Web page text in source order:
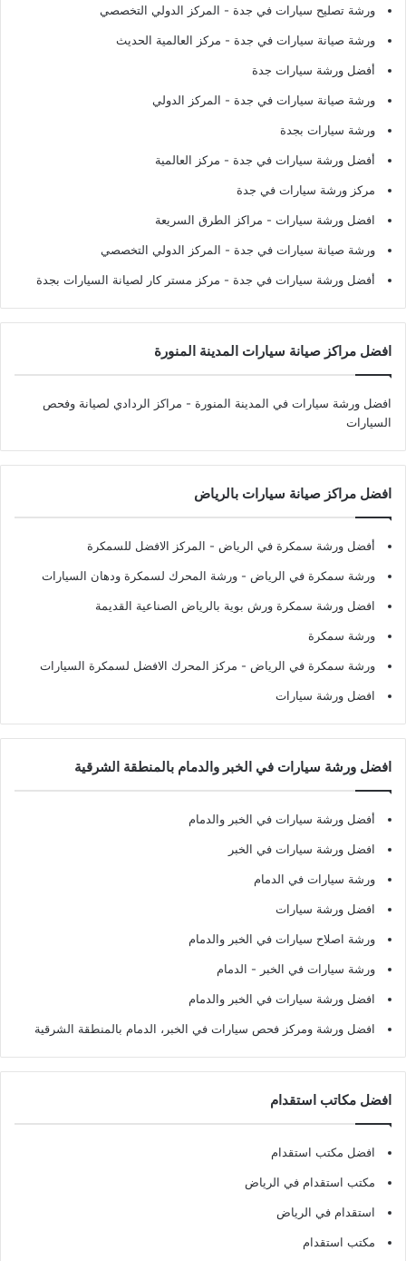
ورشة تصليح سيارات في جدة - المركز الدولي التخصصي
ورشة صيانة سيارات في جدة - مركز العالمية الحديث
أفضل ورشة سيارات جدة
ورشة صيانة سيارات في جدة - المركز الدولي
ورشة سيارات بجدة
أفضل ورشة سيارات في جدة - مركز العالمية
مركز ورشة سيارات في جدة
افضل ورشة سيارات - مراكز الطرق السريعة
ورشة صيانة سيارات في جدة - المركز الدولي التخصصي
أفضل ورشة سيارات في جدة - مركز مستر كار لصيانة السيارات بجدة
افضل مراكز صيانة سيارات المدينة المنورة
افضل ورشة سيارات في المدينة المنورة - مراكز الردادي لصيانة وفحص
السيارات
افضل مراكز صيانة سيارات بالرياض
أفضل ورشة سمكرة في الرياض - المركز الافضل للسمكرة
ورشة سمكرة في الرياض - ورشة المحرك لسمكرة ودهان السيارات
افضل ورشة سمكرة ورش بوية بالرياض الصناعية القديمة
ورشة سمكرة
ورشة سمكرة في الرياض - مركز المحرك الافضل لسمكرة السيارات
افضل ورشة سيارات
افضل ورشة سيارات في الخبر والدمام بالمنطقة الشرقية
أفضل ورشة سيارات في الخبر والدمام
افضل ورشة سيارات في الخبر
ورشة سيارات في الدمام
افضل ورشة سيارات
ورشة اصلاح سيارات في الخبر والدمام
ورشة سيارات في الخبر - الدمام
افضل ورشة سيارات في الخبر والدمام
افضل ورشة ومركز فحص سيارات في الخبر، الدمام بالمنطقة الشرقية
افضل مكاتب استقدام
افضل مكتب استقدام
مكتب استقدام في الرياض
استقدام في الرياض
مكتب استقدام